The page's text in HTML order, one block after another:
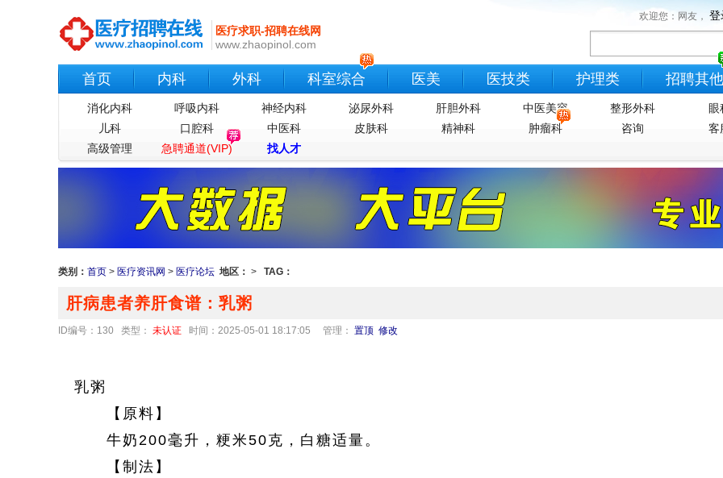
医疗求职-招聘在线网
www.zhaopinol.com
欢迎您：网友， 登
首页 内科 外科 科室综合 医美 医技类 护理类 招聘其他
消化内科 呼吸内科 神经内科 泌尿外科 肝胆外科 中医美容 整形外科 眼
儿科
口腔科 中医科 皮肤科 精神科 肿瘤科 咨询 客
高级管理
急聘通道(VIP) 找人才
类别： 首页 > 医疗资讯网 > 医疗论坛 地区： > TAG：
肝病患者养肝食谱：乳粥
ID编号：130 类型： 未认证 时间：2025-05-01 18:17:05 管理： 置顶 修改
乳粥
【原料】
牛奶200毫升，粳米50克，白糖适量。
【制法】